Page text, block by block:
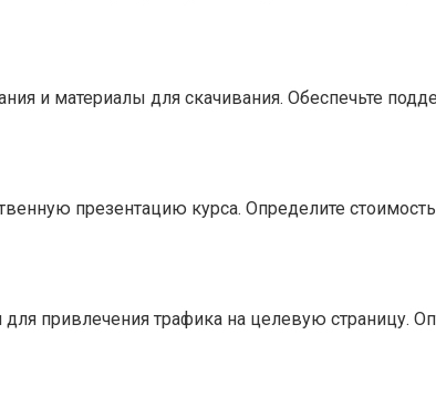
и материалы для скачивания. Обеспечьте
презентацию курса. Определите
привлечения трафика на целевую страницу.